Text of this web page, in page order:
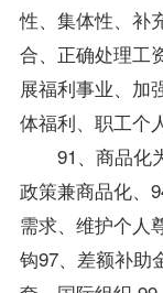
性、集体性、补
合、正确处理工
展福利事业、加
体福利、职工个
91、商品化
政策兼商品化、
需求、维护个人
钩97、差额补助